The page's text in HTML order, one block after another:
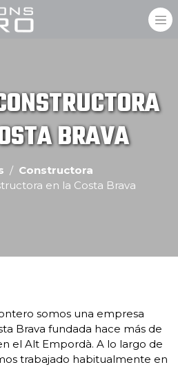
BRAVA
Constructora
en la Costa Brava
somos una empresa
Brava fundada hace más de
el Alt Empordà. A lo largo de
trabajado habitualmente en